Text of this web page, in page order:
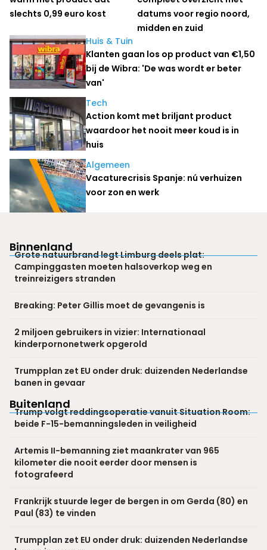
slechts 0,99 euro kost
datums voor regio noord,
midden en zuid
Huis & Tuin
Klanten gaan los op product van €1,50
bij de Wibra: 'De was wordt er beter
van'
Tech
Action komt met briljant product
waardoor het nooit meer koud is in
huis
Algemeen
Vacaturecrisis Spanje: nú verhuizen
voor zon en werk
Binnenland
Grote natuurbrand legt Limburg deels plat:
Campinggasten moeten halsoverkop weg en
treinreizigers stranden
Breaking: Peter Gillis moet de gevangenis is
2 miljoen gebruikers in vizier: Internationaal
kinderpornonetwerk opgerold
Trumpplan zet EU onder druk: duizenden Nederlandse
banen in gevaar
Buitenland
Trump volgt reddingsoperatie vanuit Situation Room:
beide F-15-bemanningsleden in veiligheid
Artemis II-bemanning ziet maankrater van 965
kilometer die nooit eerder door mensen is
fotografeerd
Frankrijk stuurde leger de bergen in om Gerda (80) en
Paul (83) te vinden
Trumpplan zet EU onder druk: duizenden Nederlandse